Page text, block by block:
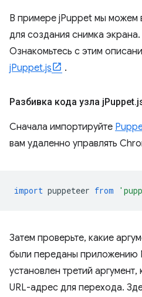
В примере jPuppet мы можем
для создания снимка
Ознакомьтесь с этим
jPuppet.js
.
Разбивка кода узла jPuppet.
Сначала импортируйте
вам удаленно управлять
import puppeteer from
Затем проверьте, какие
были переданы приложению
установлен третий
URL-адрес для перехода.